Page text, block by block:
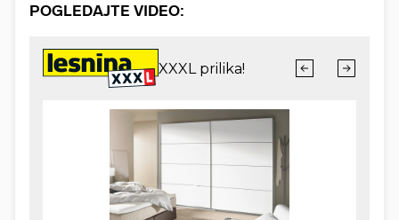
POGLEDAJTE VIDEO: